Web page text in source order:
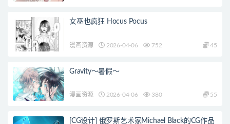
女巫也疯狂 Hocus Pocus
漫画资源 2026-04-06 752 45
Gravity～暑假～
漫画资源 2026-04-06 380 55
[CG设计] 俄罗斯艺术家Michael Black的CG作品